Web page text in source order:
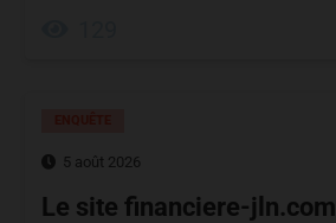
5 août 2026
Le site financiere-jln.com